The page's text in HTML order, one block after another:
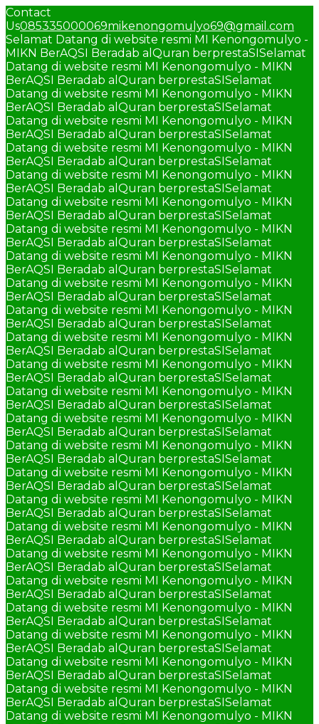
Contact
Us085335000069mikenongomulyo69@gmail.com
Selamat Datang di website resmi MI Kenongomulyo -
MIKN BerAQSI Beradab alQuran berprestaSISelamat
Datang di website resmi MI Kenongomulyo - MIKN
BerAQSI Beradab alQuran berprestaSISelamat
Datang di website resmi MI Kenongomulyo - MIKN
BerAQSI Beradab alQuran berprestaSISelamat
Datang di website resmi MI Kenongomulyo - MIKN
BerAQSI Beradab alQuran berprestaSISelamat
Datang di website resmi MI Kenongomulyo - MIKN
BerAQSI Beradab alQuran berprestaSISelamat
Datang di website resmi MI Kenongomulyo - MIKN
BerAQSI Beradab alQuran berprestaSISelamat
Datang di website resmi MI Kenongomulyo - MIKN
BerAQSI Beradab alQuran berprestaSISelamat
Datang di website resmi MI Kenongomulyo - MIKN
BerAQSI Beradab alQuran berprestaSISelamat
Datang di website resmi MI Kenongomulyo - MIKN
BerAQSI Beradab alQuran berprestaSISelamat
Datang di website resmi MI Kenongomulyo - MIKN
BerAQSI Beradab alQuran berprestaSISelamat
Datang di website resmi MI Kenongomulyo - MIKN
BerAQSI Beradab alQuran berprestaSISelamat
Datang di website resmi MI Kenongomulyo - MIKN
BerAQSI Beradab alQuran berprestaSISelamat
Datang di website resmi MI Kenongomulyo - MIKN
BerAQSI Beradab alQuran berprestaSISelamat
Datang di website resmi MI Kenongomulyo - MIKN
BerAQSI Beradab alQuran berprestaSISelamat
Datang di website resmi MI Kenongomulyo - MIKN
BerAQSI Beradab alQuran berprestaSISelamat
Datang di website resmi MI Kenongomulyo - MIKN
BerAQSI Beradab alQuran berprestaSISelamat
Datang di website resmi MI Kenongomulyo - MIKN
BerAQSI Beradab alQuran berprestaSISelamat
Datang di website resmi MI Kenongomulyo - MIKN
BerAQSI Beradab alQuran berprestaSISelamat
Datang di website resmi MI Kenongomulyo - MIKN
BerAQSI Beradab alQuran berprestaSISelamat
Datang di website resmi MI Kenongomulyo - MIKN
BerAQSI Beradab alQuran berprestaSISelamat
Datang di website resmi MI Kenongomulyo - MIKN
BerAQSI Beradab alQuran berprestaSISelamat
Datang di website resmi MI Kenongomulyo - MIKN
BerAQSI Beradab alQuran berprestaSISelamat
Datang di website resmi MI Kenongomulyo - MIKN
BerAQSI Beradab alQuran berprestaSISelamat
Datang di website resmi MI Kenongomulyo - MIKN
BerAQSI Beradab alQuran berprestaSISelamat
Datang di website resmi MI Kenongomulyo - MIKN
BerAQSI Beradab alQuran berprestaSISelamat
Datang di website resmi MI Kenongomulyo - MIKN